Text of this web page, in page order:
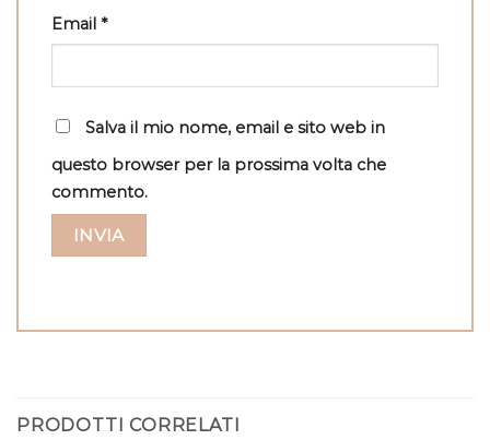
Email *
Salva il mio nome, email e sito web in
questo browser per la prossima volta che
commento.
PRODOTTI CORRELATI